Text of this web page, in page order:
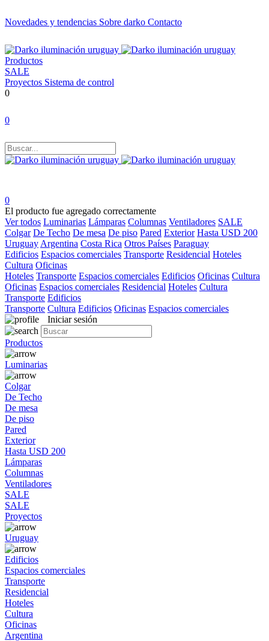
Novedades y tendencias Sobre darko Contacto
Productos
SALE
Proyectos Sistema de control
0
0
0
El producto fue agregado correctamente
Ver todos Luminarias Lámparas Columnas Ventiladores SALE
Colgar De Techo De mesa De piso Pared Exterior Hasta USD 200
Uruguay Argentina Costa Rica Otros Países Paraguay
Edificios Espacios comerciales Transporte Residencial Hoteles
Cultura Oficinas
Hoteles Transporte Espacios comerciales Edificios Oficinas Cultura
Oficinas Espacios comerciales Residencial Hoteles Cultura
Transporte Edificios
Transporte Cultura Edificios Oficinas Espacios comerciales
Iniciar sesión
Productos
Luminarias
Colgar
De Techo
De mesa
De piso
Pared
Exterior
Hasta USD 200
Lámparas
Columnas
Ventiladores
SALE
SALE
Proyectos
Uruguay
Edificios
Espacios comerciales
Transporte
Residencial
Hoteles
Cultura
Oficinas
Argentina